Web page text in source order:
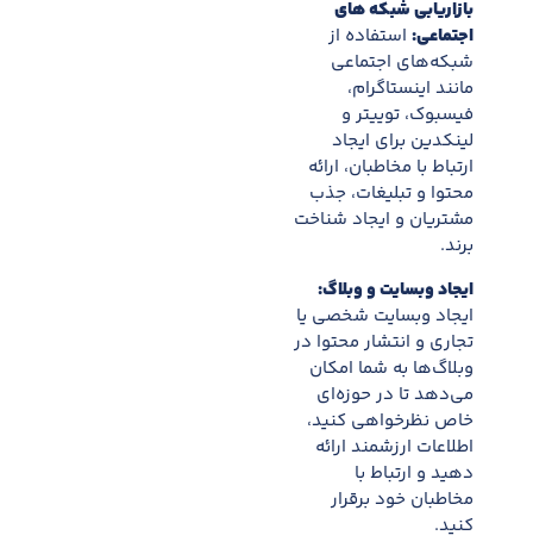
بازاریابی شبکه های
اجتماعی: استفاده از
شبکه‌های اجتماعی
مانند اینستاگرام،
فیسبوک، توییتر و
لینکدین برای ایجاد
ارتباط با مخاطبان، ارائه
محتوا و تبلیغات، جذب
مشتریان و ایجاد شناخت
برند.
ایجاد وبسایت و وبلاگ:
ایجاد وبسایت شخصی یا
تجاری و انتشار محتوا در
وبلاگ‌ها به شما امکان
می‌دهد تا در حوزه‌ای
خاص نظرخواهی کنید،
اطلاعات ارزشمند ارائه
دهید و ارتباط با
مخاطبان خود برقرار
کنید.